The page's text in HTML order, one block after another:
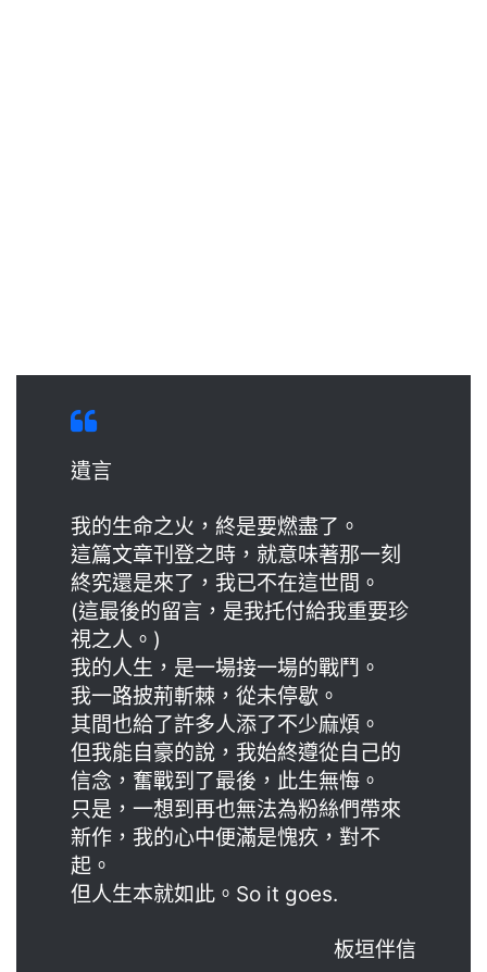
遺言
我的生命之火，終是要燃盡了。
這篇文章刊登之時，就意味著那一刻
終究還是來了，我已不在這世間。
(這最後的留言，是我托付給我重要珍
視之人。)
我的人生，是一場接一場的戰鬥。
我一路披荊斬棘，從未停歇。
其間也給了許多人添了不少麻煩。
但我能自豪的說，我始終遵從自己的
信念，奮戰到了最後，此生無悔。
只是，一想到再也無法為粉絲們帶來
新作，我的心中便滿是愧疚，對不
起。
但人生本就如此。So it goes.
板垣伴信